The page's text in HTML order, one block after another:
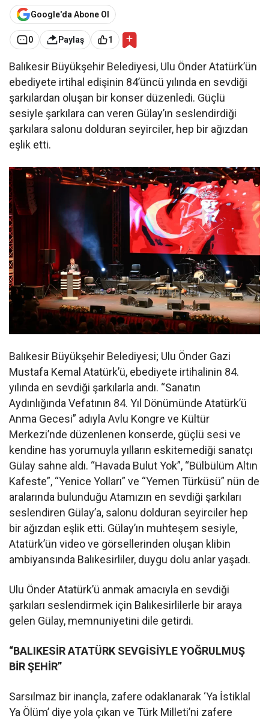
Google'da Abone Ol
0 Paylaş 1
Balıkesir Büyükşehir Belediyesi, Ulu Önder Atatürk’ün
ebediyete irtihal edişinin 84’üncü yılında en sevdiği
şarkılardan oluşan bir konser düzenledi. Güçlü
sesiyle şarkılara can veren Gülay’ın seslendirdiği
şarkılara salonu dolduran seyirciler, hep bir ağızdan
eşlik etti.
Balıkesir Büyükşehir Belediyesi; Ulu Önder Gazi
Mustafa Kemal Atatürk’ü, ebediyete irtihalinin 84.
yılında en sevdiği şarkılarla andı. “Sanatın
Aydınlığında Vefatının 84. Yıl Dönümünde Atatürk’ü
Anma Gecesi” adıyla Avlu Kongre ve Kültür
Merkezi’nde düzenlenen konserde, güçlü sesi ve
kendine has yorumuyla yılların eskitemediği sanatçı
Gülay sahne aldı. “Havada Bulut Yok”, “Bülbülüm Altın
Kafeste”, “Yenice Yolları” ve “Yemen Türküsü” nün de
aralarında bulunduğu Atamızın en sevdiği şarkıları
seslendiren Gülay’a, salonu dolduran seyirciler hep
bir ağızdan eşlik etti. Gülay’ın muhteşem sesiyle,
Atatürk’ün video ve görsellerinden oluşan klibin
ambiyansında Balıkesirliler, duygu dolu anlar yaşadı.
Ulu Önder Atatürk’ü anmak amacıyla en sevdiği
şarkıları seslendirmek için Balıkesirlilerle bir araya
gelen Gülay, memnuniyetini dile getirdi.
“BALIKESİR ATATÜRK SEVGİSİYLE YOĞRULMUŞ
BİR ŞEHİR”
Sarsılmaz bir inançla, zafere odaklanarak ‘Ya İstiklal
Ya Ölüm’ diye yola çıkan ve Türk Milleti’ni zafere